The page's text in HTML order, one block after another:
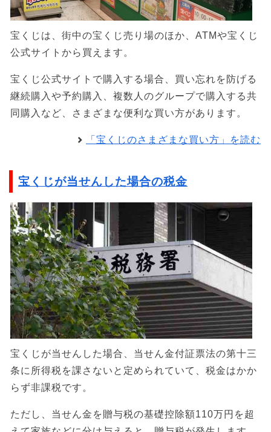
宝くじは、街中の宝くじ売り場のほか、ATMや宝くじ
公式サイトから買えます。
宝くじ公式サイトで購入する場合、買い忘れを防げる
継続購入や予約購入、複数人のグループで購入する共
同購入など、さまざまな便利な買い方があります。
「宝くじのさまざまな買い方」を読む
宝くじが当せんした場合の税金
宝くじが当せんした場合、当せん金付証票法の第十三
条に所得税を課さないと定められていて、税金はかか
らず非課税です。
ただし、当せん金を贈与税の基礎控除額110万円を超